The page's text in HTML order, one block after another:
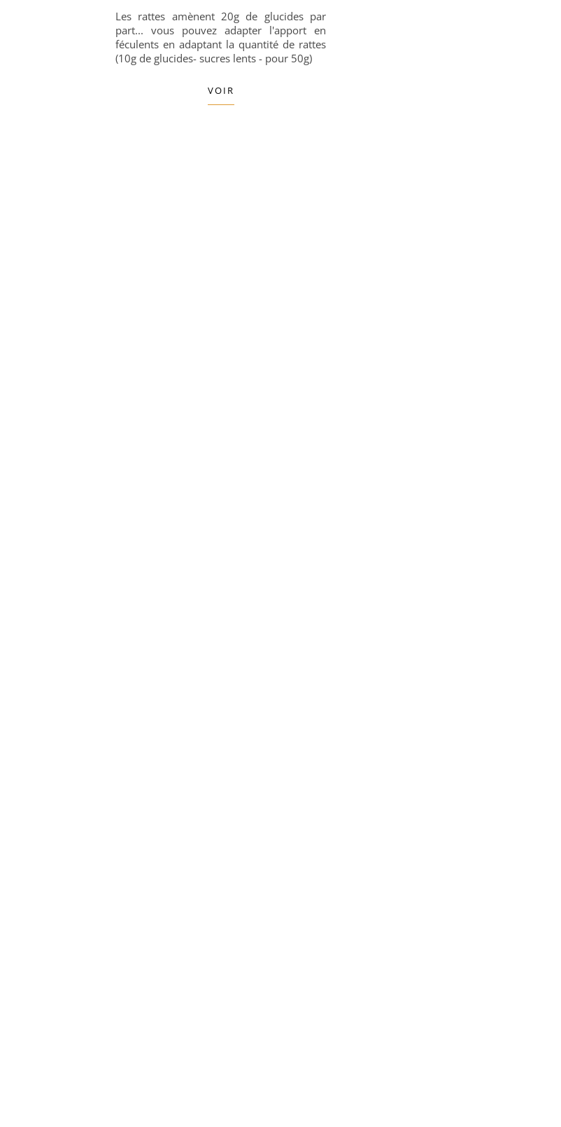
Les rattes amènent 20g de glucides par
part... vous pouvez adapter l'apport en
féculents en adaptant la quantité de rattes
(10g de glucides- sucres lents - pour 50g)
VOIR